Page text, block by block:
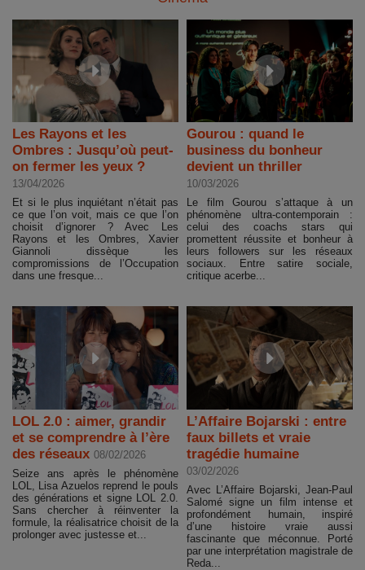
Les Rayons et les
Ombres : Jusqu’où peut-
on fermer les yeux ?
13/04/2026
Et si le plus inquiétant n’était pas
ce que l’on voit, mais ce que l’on
choisit d’ignorer ? Avec Les
Rayons et les Ombres, Xavier
Giannoli dissèque les
compromissions de l’Occupation
dans une fresque...
Gourou : quand le
business du bonheur
devient un thriller
10/03/2026
Le film Gourou s’attaque à un
phénomène ultra-contemporain :
celui des coachs stars qui
promettent réussite et bonheur à
leurs followers sur les réseaux
sociaux. Entre satire sociale,
critique acerbe...
LOL 2.0 : aimer, grandir
et se comprendre à l’ère
des réseaux 08/02/2026
Seize ans après le phénomène
LOL, Lisa Azuelos reprend le pouls
des générations et signe LOL 2.0.
Sans chercher à réinventer la
formule, la réalisatrice choisit de la
prolonger avec justesse et...
L’Affaire Bojarski : entre
faux billets et vraie
tragédie humaine
03/02/2026
Avec L’Affaire Bojarski, Jean-Paul
Salomé signe un film intense et
profondément humain, inspiré
d’une histoire vraie aussi
fascinante que méconnue. Porté
par une interprétation magistrale de
Reda...